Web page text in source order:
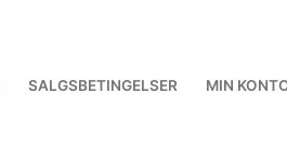
SALGSBETINGELSER MIN